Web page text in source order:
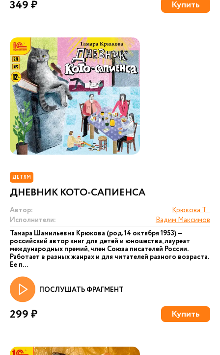
349 ₽ Купить
ДЕТЯМ
ДНЕВНИК КОТО-САПИЕНСА
Автор:
Крюкова Т.
Исполнители:
Вадим Максимов
Тамара Шамильевна Крюкова (род. 14 октября 1953) —
российский автор книг для детей и юношества, лауреат
международных премий, член Союза писателей России.
Работает в разных жанрах и для читателей разного возраста.
Ее п...
ПОСЛУШАТЬ ФРАГМЕНТ
299 ₽ Купить